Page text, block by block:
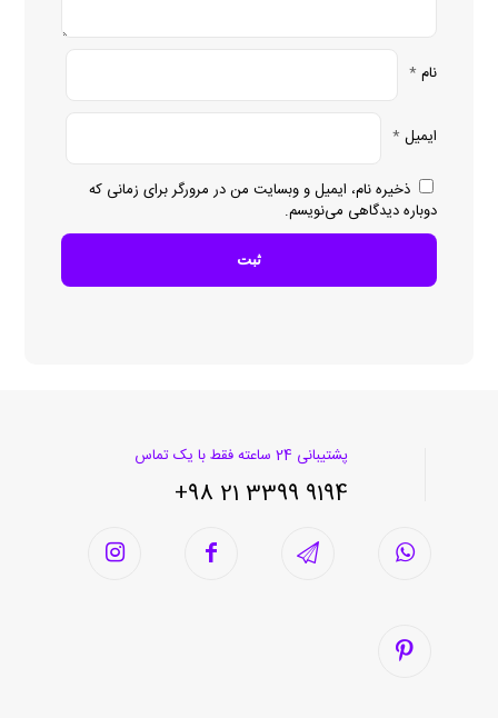
نام *
ایمیل *
ذخیره نام، ایمیل و وبسایت من در مرورگر برای زمانی که
دوباره دیدگاهی می‌نویسم.
پشتیبانی 24 ساعته فقط با یک تماس
9194 3399 21 98+